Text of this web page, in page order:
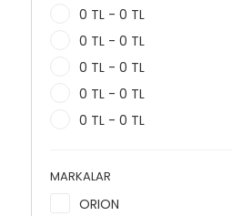
0 TL - 0 TL
0 TL - 0 TL
0 TL - 0 TL
0 TL - 0 TL
0 TL - 0 TL
MARKALAR
ORION